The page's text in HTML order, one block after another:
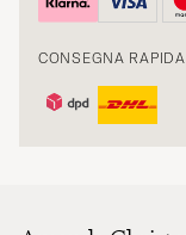
CONSEGNA